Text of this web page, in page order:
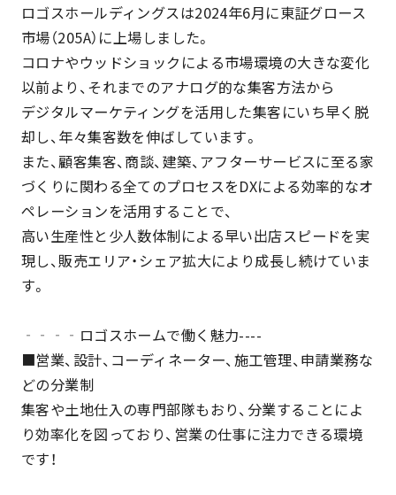
ロゴスホールディングスは2024年6月に東証グロース
市場（205A）に上場しました。
コロナやウッドショックによる市場環境の大きな変化
以前より、それまでのアナログ的な集客方法から
デジタルマーケティングを活用した集客にいち早く脱
却し、年々集客数を伸ばしています。
また、顧客集客、商談、建築、アフターサービスに至る家
づくりに関わる全てのプロセスをDXによる効率的なオ
ペレーションを活用することで、
高い生産性と少人数体制による早い出店スピードを実
現し、販売エリア・シェア拡大により成長し続けていま
す。
‐‐‐‐ロゴスホームで働く魅力----
■営業、設計、コーディネーター、施工管理、申請業務な
どの分業制
集客や土地仕入の専門部隊もおり、分業することによ
り効率化を図っており、営業の仕事に注力できる環境
です！